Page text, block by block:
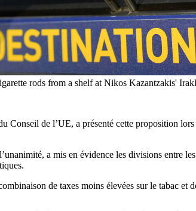
rods from a shelf at Nikos Kazantzakis'
Conseil de l’UE, a présenté cette proposition
a mis en évidence les divisions entre
de taxes moins élevées sur le tabac